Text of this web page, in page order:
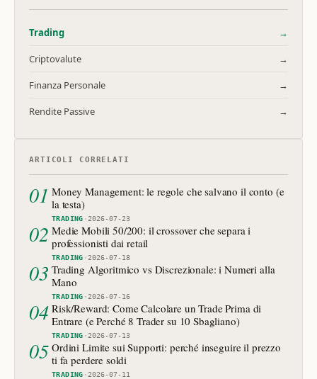
Trading →
Criptovalute →
Finanza Personale →
Rendite Passive →
ARTICOLI CORRELATI
01 Money Management: le regole che salvano il conto (e
la testa)
TRADING ·2026-07-23
02 Medie Mobili 50/200: il crossover che separa i
professionisti dai retail
TRADING ·2026-07-18
03 Trading Algoritmico vs Discrezionale: i Numeri alla
Mano
TRADING ·2026-07-16
04 Risk/Reward: Come Calcolare un Trade Prima di
Entrare (e Perché 8 Trader su 10 Sbagliano)
TRADING ·2026-07-13
05 Ordini Limite sui Supporti: perché inseguire il prezzo
ti fa perdere soldi
TRADING ·2026-07-11